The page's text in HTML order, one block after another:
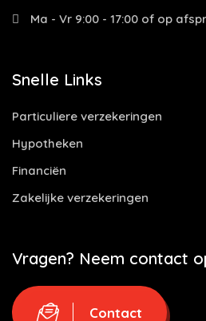
Ma - Vr 9:00 - 17:00 of op
Snelle Links
Particuliere verzekeringen
Hypotheken
Financiën
Zakelijke verzekeringen
Vragen? Neem contact
Contact